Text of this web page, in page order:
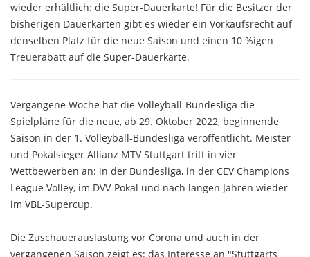
wieder erhältlich: die Super-Dauerkarte! Für die Besitzer der
bisherigen Dauerkarten gibt es wieder ein Vorkaufsrecht auf
denselben Platz für die neue Saison und einen 10 %igen
Treuerabatt auf die Super-Dauerkarte.
Vergangene Woche hat die Volleyball-Bundesliga die
Spielpläne für die neue, ab 29. Oktober 2022, beginnende
Saison in der 1. Volleyball-Bundesliga veröffentlicht. Meister
und Pokalsieger Allianz MTV Stuttgart tritt in vier
Wettbewerben an: in der Bundesliga, in der CEV Champions
League Volley, im DVV-Pokal und nach langen Jahren wieder
im VBL-Supercup.
Die Zuschauerauslastung vor Corona und auch in der
vergangenen Saison zeigt es: das Interesse an "Stuttgarts